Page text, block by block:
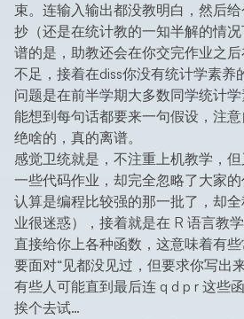
束。连输入输出都没教明白，然后
抄（还是在统计教的一知半解的情
谱的是，助教还会在你交完作业之
不足，接着在diss你没有统计学素养
问题是在前半学期大多数同学统计
能想到每句话都要来一句假设，注
绝啥的，真的离谱。
感觉卫统就是，不注重上机教学，
一些代码作业，却完全忽略了大家
认算是编程比较强的那一批了，却
业很迷惑），接着就是在 R 语言教
直接给你上各种函数，这意味着有
要面对“见都没见过，但要求你写出
有些人可能直到最后连 q d p r 这些
挨个去试…